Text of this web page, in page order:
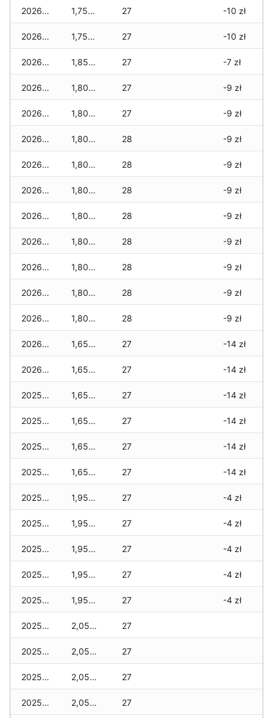
2026-01-16 1,755 zł 27 -10 zł
2026-01-15 1,755 zł 27 -10 zł
2026-01-14 1,855 zł 27 -7 zł
2026-01-13 1,805 zł 27 -9 zł
2026-01-12 1,805 zł 27 -9 zł
2026-01-11 1,805 zł 28 -9 zł
2026-01-09 1,805 zł 28 -9 zł
2026-01-08 1,805 zł 28 -9 zł
2026-01-07 1,805 zł 28 -9 zł
2026-01-06 1,805 zł 28 -9 zł
2026-01-05 1,805 zł 28 -9 zł
2026-01-04 1,805 zł 28 -9 zł
2026-01-03 1,805 zł 28 -9 zł
2026-01-02 1,655 zł 27 -14 zł
2026-01-01 1,655 zł 27 -14 zł
2025-12-31 1,655 zł 27 -14 zł
2025-12-30 1,655 zł 27 -14 zł
2025-12-29 1,655 zł 27 -14 zł
2025-12-28 1,655 zł 27 -14 zł
2025-12-27 1,955 zł 27 -4 zł
2025-12-26 1,955 zł 27 -4 zł
2025-12-25 1,955 zł 27 -4 zł
2025-12-24 1,955 zł 27 -4 zł
2025-12-23 1,955 zł 27 -4 zł
2025-12-22 2,055 zł 27
2025-12-21 2,055 zł 27
2025-12-20 2,055 zł 27
2025-12-19 2,055 zł 27